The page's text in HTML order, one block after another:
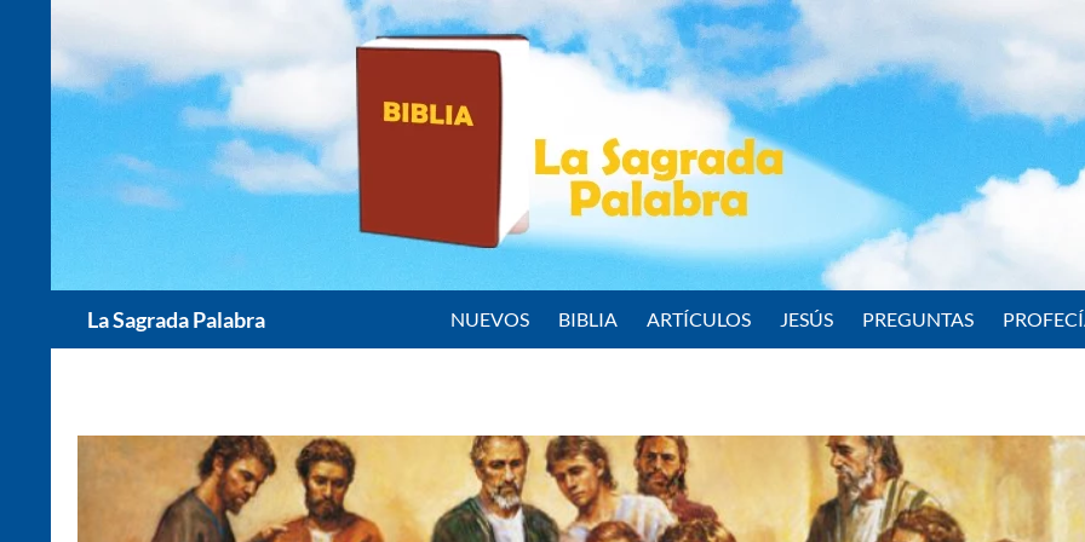
contenido
La Sagrada Palabra NUEVOS BIBLIA ARTÍCULOS JESÚS PREGUNTAS